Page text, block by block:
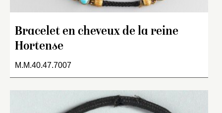
Bracelet en cheveux de la reine
Hortense
M.M.40.47.7007